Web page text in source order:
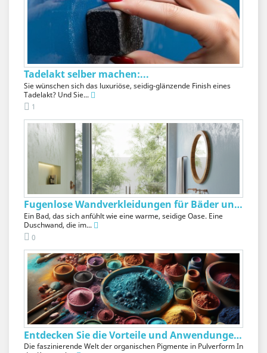
Tadelakt selber machen:...
Sie wünschen sich das luxuriöse, seidig-glänzende Finish eines
Tadelakt? Und Sie...
1
Fugenlose Wandverkleidungen für Bäder und...
Ein Bad, das sich anfühlt wie eine warme, seidige Oase. Eine
Duschwand, die im...
0
Entdecken Sie die Vorteile und Anwendungen von...
Die faszinierende Welt der organischen Pigmente in Pulverform In